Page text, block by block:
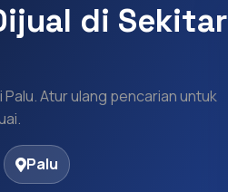
di Sekitar
Palu. Atur ulang pencarian untuk
Palu